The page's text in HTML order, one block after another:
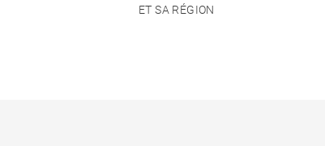
ET SA RÉGION